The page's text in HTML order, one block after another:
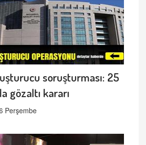
soruşturması: 25
gözaltı kararı
Perşembe